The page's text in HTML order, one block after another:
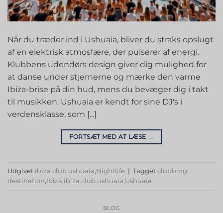
Når du træder ind i Ushuaia, bliver du straks opslugt
af en elektrisk atmosfære, der pulserer af energi.
Klubbens udendørs design giver dig mulighed for
at danse under stjernerne og mærke den varme
Ibiza-brise på din hud, mens du bevæger dig i takt
til musikken. Ushuaia er kendt for sine DJ's i
verdensklasse, som [...]
FORTSÆT MED AT LÆSE →
Udgivet ibiza club ushuaia,Nightlife | Tagget clubbing
destination,Ibiza,ibiza club ushuaia,Ushuaia
BLOG